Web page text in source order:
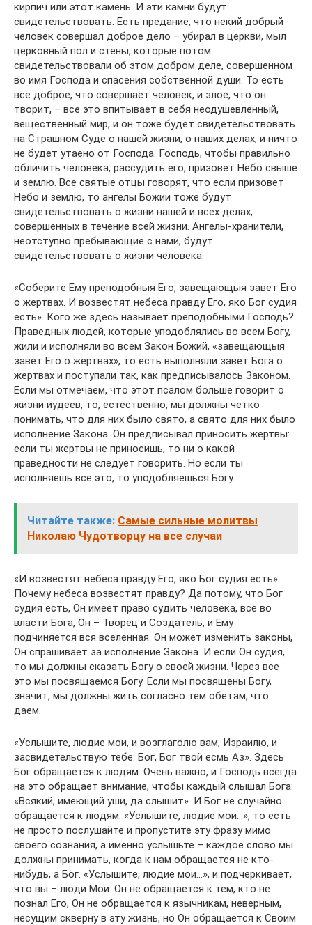
кирпич или этот камень. И эти камни будут
свидетельствовать. Есть предание, что некий добрый
человек совершал доброе дело – убирал в церкви, мыл
церковный пол и стены, которые потом
свидетельствовали об этом добром деле, совершенном
во имя Господа и спасения собственной души. То есть
все доброе, что совершает человек, и злое, что он
творит, – все это впитывает в себя неодушевленный,
вещественный мир, и он тоже будет свидетельствовать
на Страшном Суде о нашей жизни, о наших делах, и ничто
не будет утаено от Господа. Господь, чтобы правильно
обличить человека, рассудить его, призовет Небо свыше
и землю. Все святые отцы говорят, что если призовет
Небо и землю, то ангелы Божии тоже будут
свидетельствовать о жизни нашей и всех делах,
совершенных в течение всей жизни. Ангелы-хранители,
неотступно пребывающие с нами, будут
свидетельствовать о жизни человека.
«Соберите Ему преподобныя Его, завещающыя завет Его
о жертвах. И возвестят небеса правду Его, яко Бог судия
есть». Кого же здесь называет преподобными Господь?
Праведных людей, которые уподоблялись во всем Богу,
жили и исполняли во всем Закон Божий, «завещающыя
завет Его о жертвах», то есть выполняли завет Бога о
жертвах и поступали так, как предписывалось Законом.
Если мы отмечаем, что этот псалом больше говорит о
жизни иудеев, то, естественно, мы должны четко
понимать, что для них было свято, а свято для них было
исполнение Закона. Он предписывал приносить жертвы:
если ты жертвы не приносишь, то ни о какой
праведности не следует говорить. Но если ты
исполняешь все это, то уподобляешься Богу.
Читайте также: Самые сильные молитвы
Николаю Чудотворцу на все случаи
«И возвестят небеса правду Его, яко Бог судия есть».
Почему небеса возвестят правду? Да потому, что Бог
судия есть, Он имеет право судить человека, все во
власти Бога, Он – Творец и Создатель, и Ему
подчиняется вся вселенная. Он может изменить законы,
Он спрашивает за исполнение Закона. И если Он судия,
то мы должны сказать Богу о своей жизни. Через все
это мы посвящаемся Богу. Если мы посвящены Богу,
значит, мы должны жить согласно тем обетам, что
даем.
«Услышите, людие мои, и возглаголю вам, Израилю, и
засвидетельствую тебе: Бог, Бог твой есмь Аз». Здесь
Бог обращается к людям. Очень важно, и Господь всегда
на это обращает внимание, чтобы каждый слышал Бога:
«Всякий, имеющий уши, да слышит». И Бог не случайно
обращается к людям: «Услышите, людие мои…», то есть
не просто послушайте и пропустите эту фразу мимо
своего сознания, а именно услышьте – каждое слово мы
должны принимать, когда к нам обращается не кто-
нибудь, а Бог. «Услышите, людие мои…», и подчеркивает,
что вы – люди Мои. Он не обращается к тем, кто не
познал Его, Он не обращается к язычникам, неверным,
несущим скверну в эту жизнь, но Он обращается к Своим